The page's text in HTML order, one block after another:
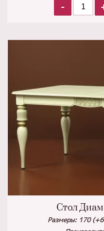
-
Стол
Размеры: 170